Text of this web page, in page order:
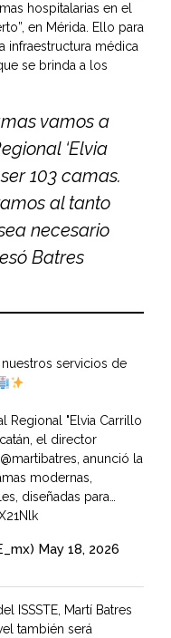
hospitalarias en el
en Mérida. Ello para
infraestructura médica
se brinda a los
vamos a
‘Elvia
103 camas.
al tanto
necesario
Batres
servicios de
Regional "Elvia Carrillo
el director
@martibatres, anunció la
modernas,
diseñadas para…
May 18, 2026
ISSSTE, Martí Batres
también será